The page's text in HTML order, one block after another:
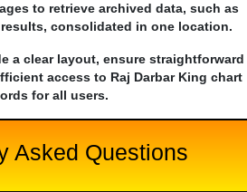
to retrieve archived data, such as
consolidated in one location.
a clear layout, ensure straightforward
access to Raj Darbar King chart
for all users.
Asked Questions